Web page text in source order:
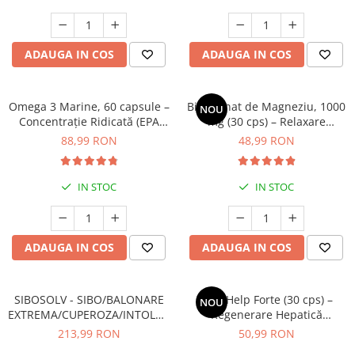
ADAUGA IN COS ADAUGA IN COS
Omega 3 Marine, 60 capsule –
Concentrație Ridicată (EPA
400 mg / DHA 300 mg) pentru
88,99 RON
IN STOC
ADAUGA IN COS
NOU
Bisglicinat de Magneziu, 1000
mg (30 cps) – Relaxare
Profundă, Somn Odihnitor și
48,99 RON
IN STOC
ADAUGA IN COS
SIBOSOLV - SIBO/BALONARE
EXTREMA/CUPEROZA/INTOLERANTE
ALIMENTARE
213,99 RON
NOU
LiverHelp Forte (30 cps) –
Regenerare Hepatică
Avansată, Detoxifiere și
50,99 RON